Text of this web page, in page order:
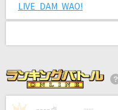
[生音]マリーゴールド
[生音]幻
My Hair is Bad
LIVE DAM WAO!
1